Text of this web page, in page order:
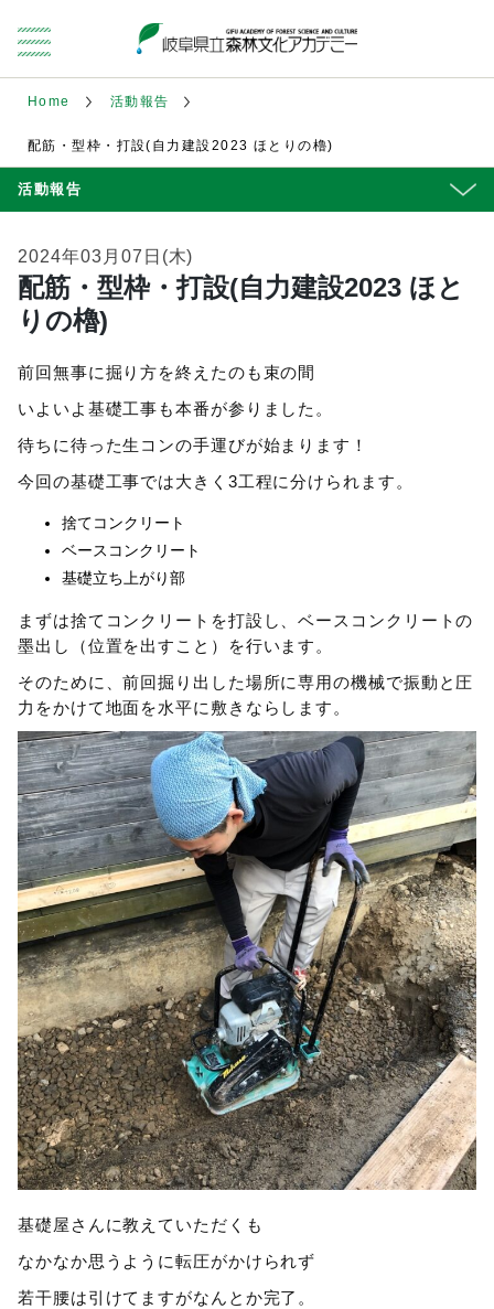
Home 活動報告
配筋・型枠・打設(自力建設2023 ほとりの櫓)
活動報告
2024年03月07日(木)
配筋・型枠・打設(自力建設2023 ほと
りの櫓)
前回無事に掘り方を終えたのも束の間
いよいよ基礎工事も本番が参りました。
待ちに待った生コンの手運びが始まります！
今回の基礎工事では大きく3工程に分けられます。
捨てコンクリート
ベースコンクリート
基礎立ち上がり部
まずは捨てコンクリートを打設し、ベースコンクリートの
墨出し（位置を出すこと）を行います。
そのために、前回掘り出した場所に専用の機械で振動と圧
力をかけて地面を水平に敷きならします。
基礎屋さんに教えていただくも
なかなか思うように転圧がかけられず
若干腰は引けてますがなんとか完了。